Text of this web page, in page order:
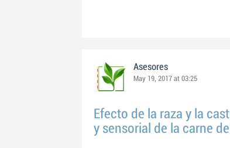
Asesores
May 19, 2017 at 03:25
Efecto de la raza y la
y sensorial de la carne